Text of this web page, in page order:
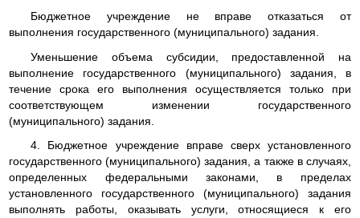
Бюджетное учреждение не вправе отказаться от
выполнения государственного (муниципального) задания.
Уменьшение объема субсидии, предоставленной на
выполнение государственного (муниципального) задания, в
течение срока его выполнения осуществляется только при
соответствующем изменении государственного
(муниципального) задания.
4. Бюджетное учреждение вправе сверх установленного
государственного (муниципального) задания, а также в случаях,
определенных федеральными законами, в пределах
установленного государственного (муниципального) задания
выполнять работы, оказывать услуги, относящиеся к его